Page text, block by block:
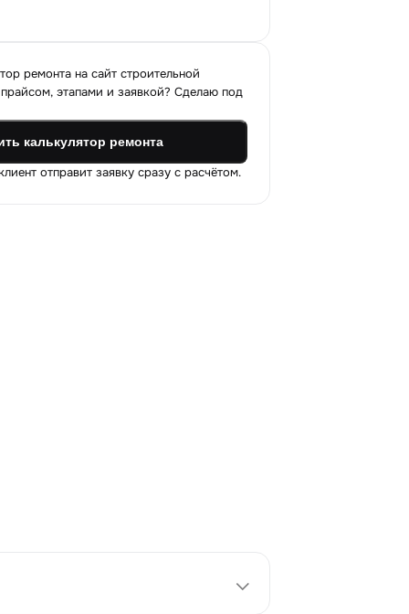
ремонта на сайт строительной
этапами и заявкой? Сделаю под
калькулятор ремонта
отправит заявку сразу с расчётом.